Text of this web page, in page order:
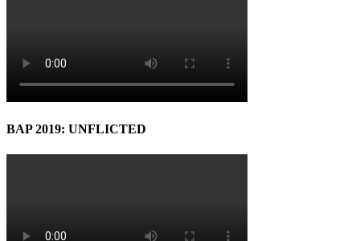
BAP 2019: UNFLICTED